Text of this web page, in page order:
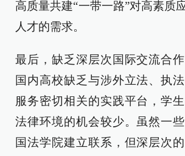
高质量共建“一带一路”对高素质
人才的需求。
最后，缺乏深层次国际交流合
国内高校缺乏与涉外立法、执
服务密切相关的实践平台，学
法律环境的机会较少。虽然一
国法学院建立联系，但深层次